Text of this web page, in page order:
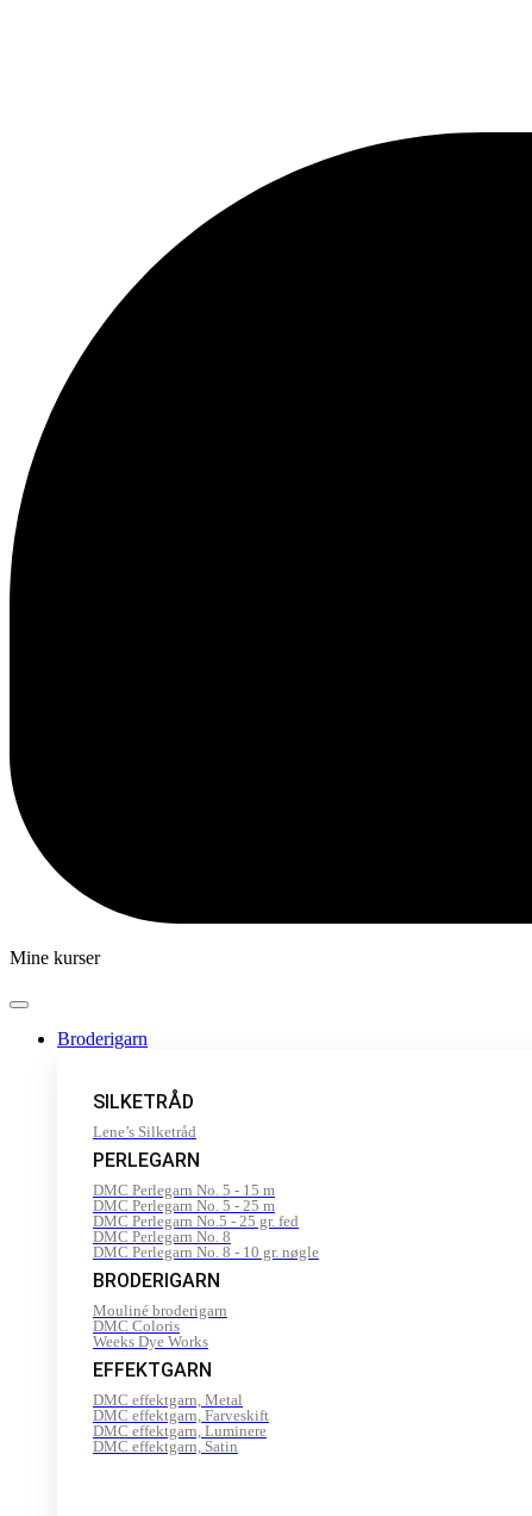
Mine kurser
Broderigarn
SILKETRÅD
Lene’s Silketråd
PERLEGARN
DMC Perlegarn No. 5 - 15 m
DMC Perlegarn No. 5 - 25 m
DMC Perlegarn No.5 - 25 gr. fed
DMC Perlegarn No. 8
DMC Perlegarn No. 8 - 10 gr. nøgle
BRODERIGARN
Mouliné broderigarn
DMC Coloris
Weeks Dye Works
EFFEKTGARN
DMC effektgarn, Metal
DMC effektgarn, Farveskift
DMC effektgarn, Luminere
DMC effektgarn, Satin